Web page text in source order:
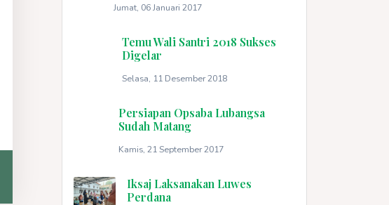
Jumat, 06 Januari 2017
Temu Wali Santri 2018 Sukses
Digelar
Selasa, 11 Desember 2018
Persiapan Opsaba Lubangsa
Sudah Matang
Kamis, 21 September 2017
Iksaj Laksanakan Luwes
Perdana